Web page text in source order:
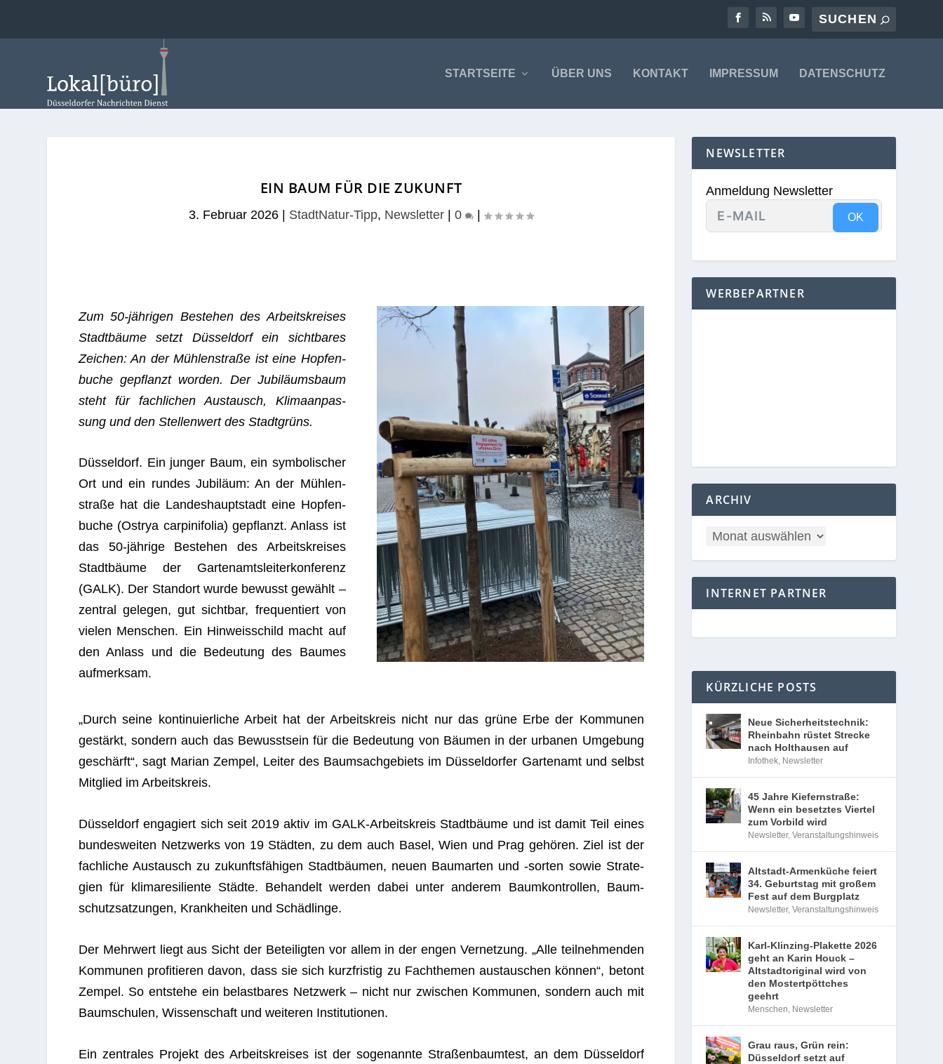
STARTSEITE ÜBER UNS KONTAKT IMPRESSUM DATENSCHUTZ
EIN BAUM FÜR DIE ZUKUNFT
3. Februar 2026 StadtNatur-Tipp, Newsletter |0 |
Zum 50-jäh­ri­gen Bestehen des Arbeits­krei­ses
Stadt­bäume setzt Düs­sel­dorf ein sicht­ba­res
Zei­chen: An der Müh­len­straße ist eine Hop­fen­
bu­che gepflanzt wor­den. Der Jubi­lä­ums­baum
steht für fach­li­chen Aus­tausch, Kli­ma­an­pas­
sung und den Stel­len­wert des Stadtgrüns.
Düs­sel­dorf. Ein jun­ger Baum, ein sym­bo­li­scher
Ort und ein run­des Jubi­läum: An der Müh­len­
straße hat die Lan­des­haupt­stadt eine Hop­fen­
bu­che (Ost­rya car­pi­ni­fo­lia) gepflanzt. Anlass ist
das 50-jäh­rige Bestehen des Arbeits­krei­ses
Stadt­bäume der Gar­ten­amts­lei­ter­kon­fe­renz
(GALK). Der Stand­ort wurde bewusst gewählt –
zen­tral gele­gen, gut sicht­bar, fre­quen­tiert von
vie­len Men­schen. Ein Hin­weis­schild macht auf
den Anlass und die Bedeu­tung des Bau­mes
aufmerksam.
„Durch seine kon­ti­nu­ier­li­che Arbeit hat der Arbeits­kreis nicht nur das grüne Erbe der Kom­mu­nen
gestärkt, son­dern auch das Bewusst­sein für die Bedeu­tung von Bäu­men in der urba­nen Umge­bung
geschärft“, sagt Marian Zem­pel, Lei­ter des Baum­sach­ge­biets im Düs­sel­dor­fer Gar­ten­amt und selbst
Mit­glied im Arbeitskreis.
Düs­sel­dorf enga­giert sich seit 2019 aktiv im GALK-Arbeits­kreis Stadt­bäume und ist damit Teil eines
bun­des­wei­ten Netz­werks von 19 Städ­ten, zu dem auch Basel, Wien und Prag gehö­ren. Ziel ist der
fach­li­che Aus­tausch zu zukunfts­fä­hi­gen Stadt­bäu­men, neuen Baum­ar­ten und ‑sor­ten sowie Stra­te­
gien für kli­ma­re­si­li­ente Städte. Behan­delt wer­den dabei unter ande­rem Baum­kon­trol­len, Baum­
schutz­sat­zun­gen, Krank­hei­ten und Schädlinge.
Der Mehr­wert liegt aus Sicht der Betei­lig­ten vor allem in der engen Ver­net­zung. „Alle teil­neh­men­den
Kom­mu­nen pro­fi­tie­ren davon, dass sie sich kurz­fris­tig zu Fach­the­men aus­tau­schen kön­nen“, betont
Zem­pel. So ent­stehe ein belast­ba­res Netz­werk – nicht nur zwi­schen Kom­mu­nen, son­dern auch mit
Baum­schu­len, Wis­sen­schaft und wei­te­ren Institutionen.
Ein zen­tra­les Pro­jekt des Arbeits­krei­ses ist der soge­nannte Stra­ßen­baum­test, an dem Düs­sel­dorf
NEWSLETTER
Anmeldung Newsletter
OK
WERBEPARTNER
ARCHIV
INTERNET PARTNER
KÜRZLICHE POSTS
Neue Sicherheitstechnik:
Rheinbahn rüstet Strecke
nach Holthausen auf
Infothek, Newsletter
45 Jahre Kiefernstraße:
Wenn ein besetztes Viertel
zum Vorbild wird
Newsletter,Veranstaltungshinweis
Altstadt-Armenküche feiert
34. Geburtstag mit großem
Fest auf dem Burgplatz
Newsletter,Veranstaltungshinweis
Karl-Klinzing-Plakette 2026
geht an Karin Houck –
Altstadtoriginal wird von
den Mostertpöttches
geehrt
Menschen, Newsletter
Grau raus, Grün rein:
Düsseldorf setzt auf